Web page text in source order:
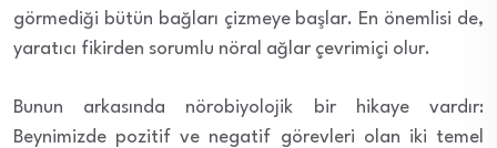
görmediği bütün bağları çizmeye başlar. En önemlisi de,
yaratıcı fikirden sorumlu nöral ağlar çevrimiçi olur.
Bunun arkasında nörobiyolojik bir hikaye vardır:
Beynimizde pozitif ve negatif görevleri olan iki temel